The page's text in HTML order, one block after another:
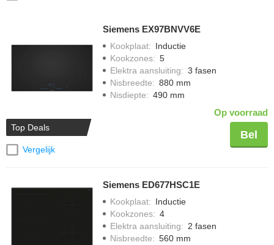
Top Deals
Vergelijk
Siemens EX97BNVV6E
Kookplaat: Inductie
Kookzones: 5
Elektra aansluiting: 3 fasen
Nisbreedte: 880 mm
Nisdiepte: 490 mm
Op voorraad
Bel
Siemens ED677HSC1E
Kookplaat: Inductie
Kookzones: 4
Elektra aansluiting: 2 fasen
Nisbreedte: 560 mm